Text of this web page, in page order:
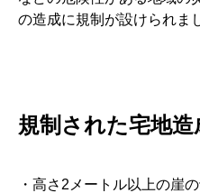
の造成に規制が設けられま
規制された宅地造
・高さ2メートル以上の崖